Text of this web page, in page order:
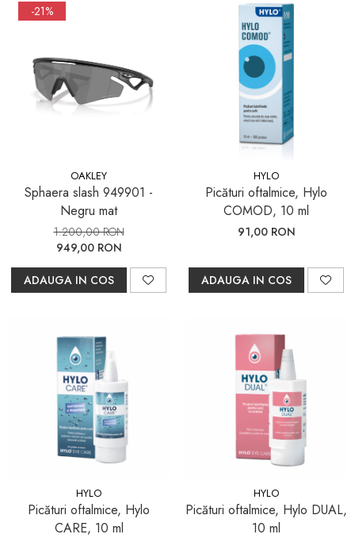
-21%
OAKLEY
Sphaera slash 949901 -
Negru mat
1.200,00 RON
949,00 RON
ADAUGA IN COS
HYLO
Picături oftalmice, Hylo
COMOD, 10 ml
91,00 RON
ADAUGA IN COS
HYLO
Picături oftalmice, Hylo
CARE, 10 ml
HYLO
Picături oftalmice, Hylo DUAL,
10 ml